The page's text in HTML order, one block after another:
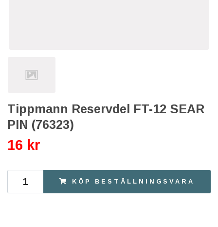
Tippmann Reservdel FT-12 SEAR
PIN (76323)
16 kr
KÖP BESTÄLLNINGSVARA